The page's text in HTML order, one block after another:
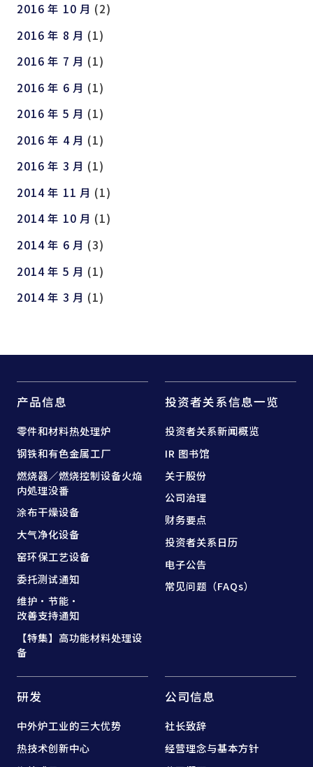
2016 年 10 月 (2)
2016 年 8 月 (1)
2016 年 7 月 (1)
2016 年 6 月 (1)
2016 年 5 月 (1)
2016 年 4 月 (1)
2016 年 3 月 (1)
2014 年 11 月 (1)
2014 年 10 月 (1)
2014 年 6 月 (3)
2014 年 5 月 (1)
2014 年 3 月 (1)
产品信息
零件和材料热处理炉
钢铁和有色金属工厂
燃烧器／燃烧控制设备火焔
内処理没番
涂布干燥设备
大气净化设备
窑环保工艺设备
委托测试通知
维护·节能·
改善支持通知
【特集】高功能材料处理设
备
投资者关系信息一览
投资者关系新闻概览
IR 图书馆
关于股份
公司治理
财务要点
投资者关系日历
电子公告
常见问题（FAQs）
研发
中外炉工业的三大优势
热技术创新中心
公司信息
社长致辞
经营理念与基本方针